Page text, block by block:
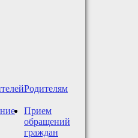
Родителям
Прием
обращений
граждан